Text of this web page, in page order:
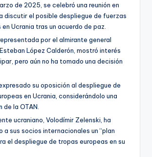
de 2025, se celebró una reunión en
discutir el posible despliegue de fuerzas
Ucrania tras un acuerdo de paz.
por el almirante general
López Calderón, mostró interés
pero aún no ha tomado una decisión
su oposición al despliegue de
en Ucrania, considerándolo una
de la OTAN.
ucraniano, Volodímir Zelenski, ha
a sus socios internacionales un “plan
el despliegue de tropas europeas en su